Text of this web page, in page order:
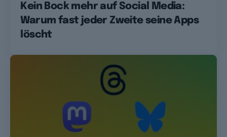
Kein Bock mehr auf Social Media:
Warum fast jeder Zweite seine Apps
löscht